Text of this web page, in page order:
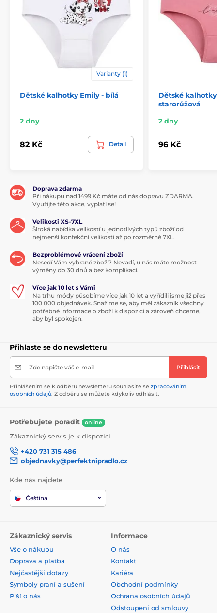
Varianty (1)
Dětské kalhotky Emily - bílá
2 dny
82 Kč Detail
Dětské
starorůžová
2 dny
96 Kč
Doprava zdarma
Při nákupu nad 1499 Kč máte od nás dopravu ZDARMA.
Využijte této akce, vyplatí se!
Velikosti XS-7XL
Široká nabídka velikostí u jednotlivých typů zboží od
nejmenší konfekční velikosti až po rozměrné 7XL.
Bezproblémové vrácení zboží
Nesedí Vám vybrané zboží? Nevadí, u nás máte možnost
výměny do 30 dnů a bez komplikací.
Více jak 10 let s Vámi
Na trhu módy působíme více jak 10 let a vyřídili jsme již přes
100 000 objednávek. Snažíme se, aby měl zákazník všechny
potřebné informace o zboží k dispozici a zároveň chceme,
aby byl spokojen.
Přihlaste se do newsletteru
Zde napište váš e-mail Přihlásit
Přihlášením se k odběru newsletteru souhlasíte se zpracováním
osobních údajů. Z odběru se můžete kdykoliv odhlásit.
Potřebujete poradit online
Zákaznický servis je k dispozici
+420 731 315 486
objednavky@perfektnipradlo.cz
Kde nás najdete
Čeština
Zákaznický servis
Vše o nákupu
Doprava a platba
Nejčastější dotazy
Symboly praní a sušení
Píší o nás
Informace
O nás
Kontakt
Kariéra
Obchodní podmínky
Ochrana osobních údajů
Odstoupení od smlouvy